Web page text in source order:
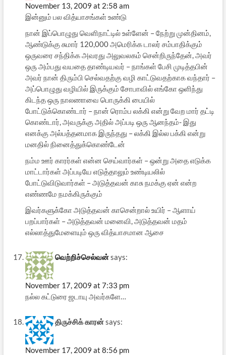
November 13, 2009 at 2:58 am
இன்னும் பல வித்யாசங்கள் உண்டு
நான் இப்பொழுது வெளிநாட்டில் உள்ளேன் – நேற்று முன்தினம்,
ஆண்டுக்கு சுமார் 120,000 அமெரிக்க டாலர் சம்பாதிக்கும்
ஒருவரை சந்திக்க அவரது அலுவலகம் சென்றிருந்தேன், அவர்
ஒரு அம்பது வயதை தாண்டியவர் – நாங்கள் பேசி முடித்தபின்
அவர் நான் திரும்பி செல்வதற்கு வழி காட்டுவதற்காக வந்தார் –
அப்பொழுது வழியில் இருக்கும் சோபாவில் எங்கோ ஒளிந்து
கிடந்த ஒரு நாலணாவை பொருக்கி பையில்
போட்டுக்கொண்டார் – நான் ரொம்ப லக்கி என்று வேற மார் தட்டி
கொண்டார், அவருக்கு அதில் அப்படி ஒரு ஆனந்தம்- இது
எனக்கு அல்பத்தனமாக இருந்தது – லக்கி இல்ல பக்கி என்று
மனதில் நினைத்துக்கொண்டேன்
நம்ம ஊர் காரர்கள் என்ன செய்வார்கள் – ஒன்று அதை எடுக்க
மாட்டார்கள் அப்படியே எடுத்தாலும் உண்டியலில்
போட்டுவிடுவார்கள் – அடுத்தவன் காசு நமக்கு ஏன் என்ற
எண்ணமே நமக்கிருக்கும்
இவர்களுக்கோ அடுத்தவன் காசென்றால் உயிர் – ஆளாய்
பறப்பார்கள் – அடுத்தவன் மனைவி, அடுத்தவன் மதம்
எல்லாத்துமேளையும் ஒரு வித்யாசமான ஆசை
வெற்றிச்செல்வன்says:
November 17, 2009 at 7:33 pm
நல்ல கட்டுரை ஜடாயு அவர்களே…
திருச்சிக் கார‌ன்says:
November 17, 2009 at 8:56 pm